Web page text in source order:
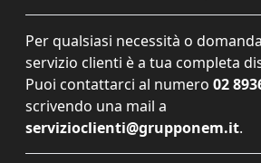
Per qualsiasi necessità o
servizio clienti è a tua completa
Puoi contattarci al numero 02
scrivendo una mail a
servizioclienti@grupponem.it.